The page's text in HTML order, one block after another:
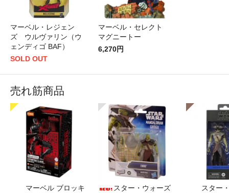
マーベル・レジェン
ズ ウルヴァリン（ウ
ェンディゴ BAF）
SOLD OUT
マーベル・セレクト
マグニートー
6,270円
売れ筋商品
マーベル ブロッキ
スター・ウォーズ
スター